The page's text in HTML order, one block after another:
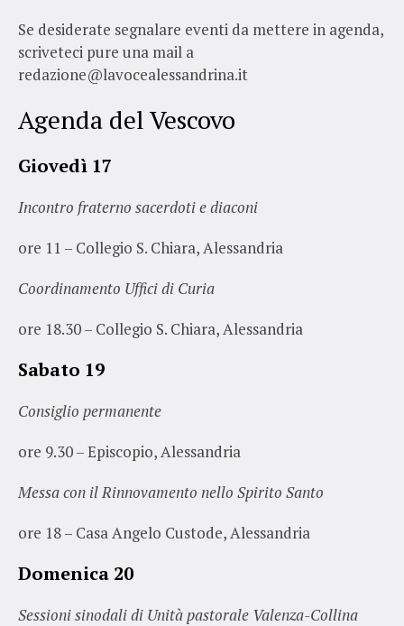
Se desiderate segnalare eventi da mettere in agenda,
scriveteci pure una mail a
redazione@lavocealessandrina.it
Agenda del Vescovo
Giovedì 17
Incontro fraterno sacerdoti e diaconi
ore 11 – Collegio S. Chiara, Alessandria
Coordinamento Uffici di Curia
ore 18.30 – Collegio S. Chiara, Alessandria
Sabato 19
Consiglio permanente
ore 9.30 – Episcopio, Alessandria
Messa con il Rinnovamento nello Spirito Santo
ore 18 – Casa Angelo Custode, Alessandria
Domenica 20
Sessioni sinodali di Unità pastorale Valenza-Collina